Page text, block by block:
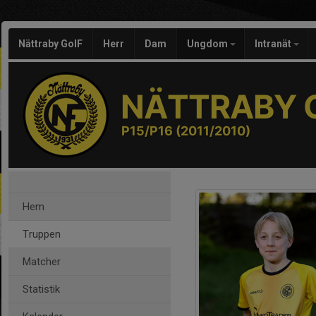
Nättraby GoIF Herr Dam Ungdom Intranät
NÄTTRABY
P15/P16 (2011/2010)
Hem
Truppen
Matcher
Statistik